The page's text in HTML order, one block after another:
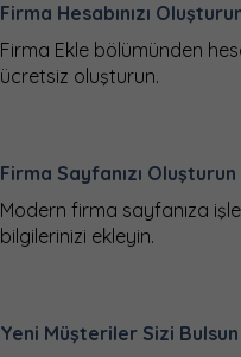
Firma Hesabınızı
Firma Ekle bölümünden
ücretsiz oluşturun.
Firma Sayfanızı Oluşturun
Modern firma sayfanıza
bilgilerinizi ekleyin.
Yeni Müşteriler Sizi Bulsun